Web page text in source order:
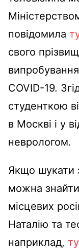
повідомила
свого
COVID-19.
студенткою
в Москві і у
неврологом.
Якщо шукати
можна знайти
місцевих
Наталію та
наприклад,